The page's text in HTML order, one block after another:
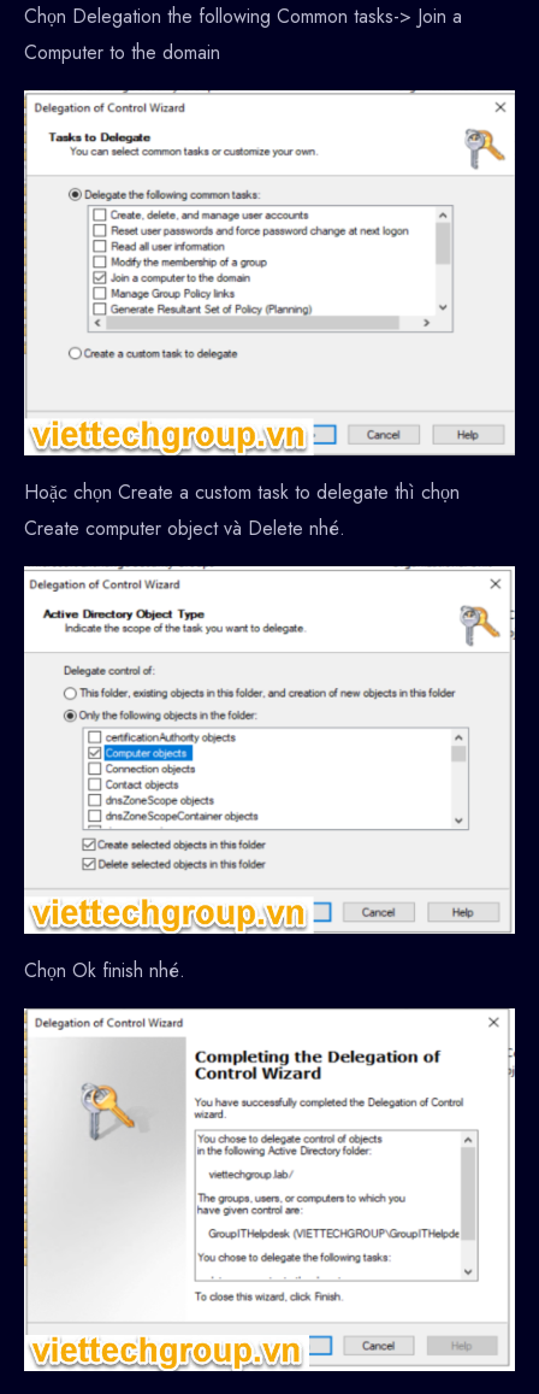
Chọn Delegation the following Common tasks-> Join a
Computer to the domain
Hoặc chọn Create a custom task to delegate thì chọn
Create computer object và Delete nhé.
Chọn Ok finish nhé.